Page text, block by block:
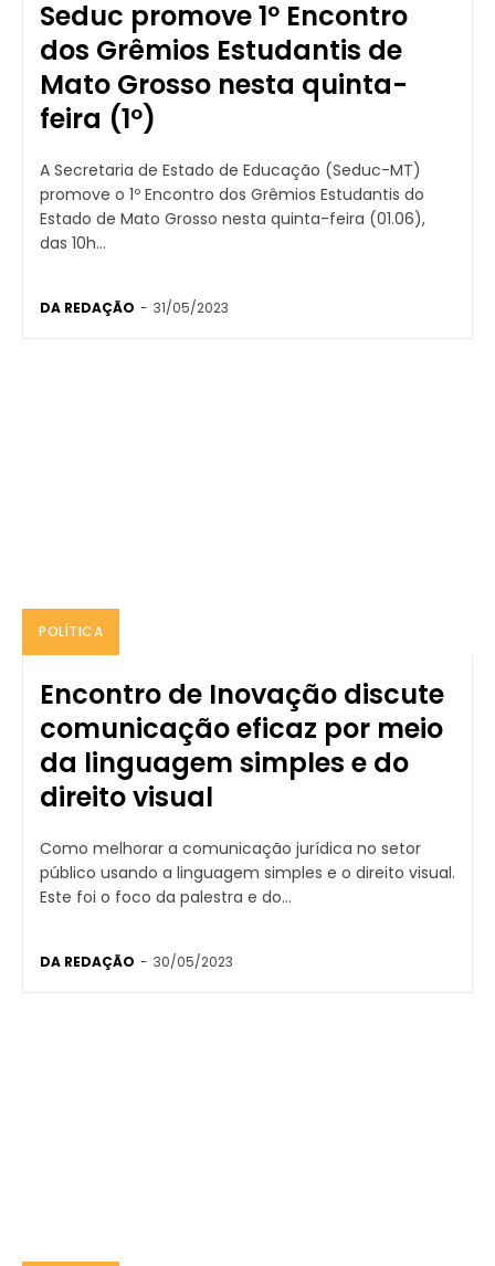
Seduc promove 1º Encontro
dos Grêmios Estudantis de
Mato Grosso nesta quinta-
feira (1º)
A Secretaria de Estado de Educação (Seduc-MT)
promove o 1º Encontro dos Grêmios Estudantis do
Estado de Mato Grosso nesta quinta-feira (01.06),
das 10h...
DA REDAÇÃO - 31/05/2023
POLÍTICA
Encontro de Inovação discute
comunicação eficaz por meio
da linguagem simples e do
direito visual
Como melhorar a comunicação jurídica no setor
público usando a linguagem simples e o direito visual.
Este foi o foco da palestra e do...
DA REDAÇÃO - 30/05/2023